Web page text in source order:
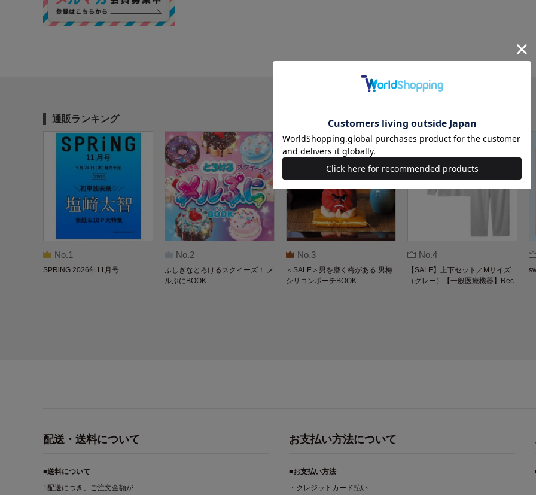
通販ランキング
No.1
SPRiNG 2026年11月号
No.2
ふしぎなとろけるスクイーズ！ メ
ルぷにBOOK
No.3
＜SALE＞男を磨く梅がある 男梅
シリコンポーチBOOK
No.4
【SALE】上下セット／Mサイズ
（グレー）【一般医療機器】Rec
配送・送料について
■送料について
1配送につき、ご注文金額が
お支払い方法について
■お支払い方法
・クレジットカード払い